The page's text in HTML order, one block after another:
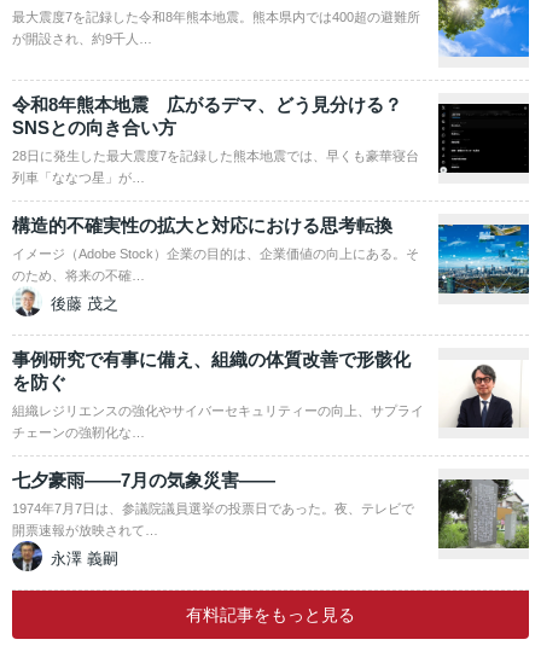
最大震度7を記録した令和8年熊本地震。熊本県内では400超の避難所
が開設され、約9千人…
令和8年熊本地震 広がるデマ、どう見分ける？
SNSとの向き合い方
28日に発生した最大震度7を記録した熊本地震では、早くも豪華寝台
列車「ななつ星」が…
構造的不確実性の拡大と対応における思考転換
イメージ（Adobe Stock）企業の目的は、企業価値の向上にある。そ
のため、将来の不確…
後藤 茂之
事例研究で有事に備え、組織の体質改善で形骸化
を防ぐ
組織レジリエンスの強化やサイバーセキュリティーの向上、サプライ
チェーンの強靭化な…
七夕豪雨――7月の気象災害――
1974年7月7日は、参議院議員選挙の投票日であった。夜、テレビで
開票速報が放映されて…
永澤 義嗣
有料記事をもっと見る